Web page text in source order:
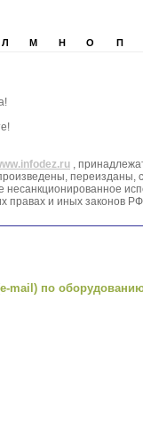
Л М Н О П
,
правах и иных законов
mail) по